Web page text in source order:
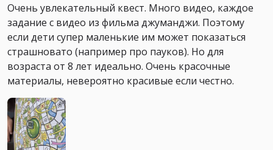
Очень увлекательный квест. Много видео, каждое
задание с видео из фильма джуманджи. Поэтому
если дети супер маленькие им может показаться
страшновато (например про пауков). Но для
возраста от 8 лет идеально. Очень красочные
материалы, невероятно красивые если честно.